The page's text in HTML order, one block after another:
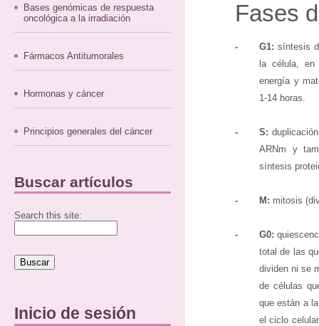
Bases genómicas de respuesta
oncológica a la irradiación
Fármacos Antitumorales
Hormonas y cáncer
Principios generales del cáncer
Buscar artículos
Search this site:
Inicio de sesión
Fases
- G1:síntesis
la célula,
energía y
1-14 horas.
- S:
ARNm y
síntesis
- M: mitosis
- G0:
total de las
dividen ni se
de células
que están a
el ciclo